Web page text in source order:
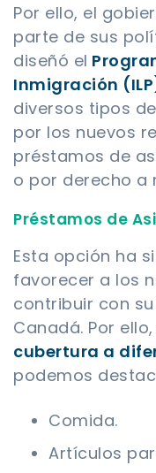
Por ello, el
parte de sus
diseñó el
Inmigración
diversos tipos
por los nuevos
préstamos de
o por derecho a
Préstamos de
Esta opción ha
favorecer a los
contribuir con
Canadá. Por
cubertura a
podemos
Comida.
Artículos